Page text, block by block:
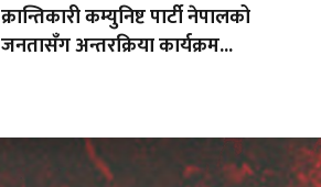
क्रान्तिकारी कम्युनिष्ट पार्टी नेपालको
जनतासँग अन्तरक्रिया कार्यक्रम...